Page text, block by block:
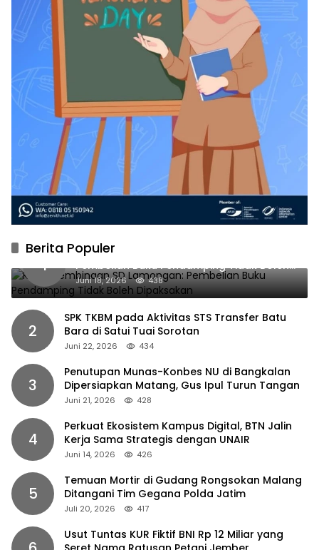
Berita Populer
1
Kabid Pembinaan SD Lamongan:
Pembelian Buku Pendamping Tidak Boleh
Dipaksakan
Juni 18, 2026 438
2
SPK TKBM pada Aktivitas STS Transfer Batu
Bara di Satui Tuai Sorotan
Juni 22, 2026 434
3
Penutupan Munas-Konbes NU di Bangkalan
Dipersiapkan Matang, Gus Ipul Turun Tangan
Juni 21, 2026 428
4
Perkuat Ekosistem Kampus Digital, BTN Jalin
Kerja Sama Strategis dengan UNAIR
Juni 14, 2026 426
5
Temuan Mortir di Gudang Rongsokan Malang
Ditangani Tim Gegana Polda Jatim
Juli 20, 2026 417
Usut Tuntas KUR Fiktif BNI Rp 12 Miliar yang